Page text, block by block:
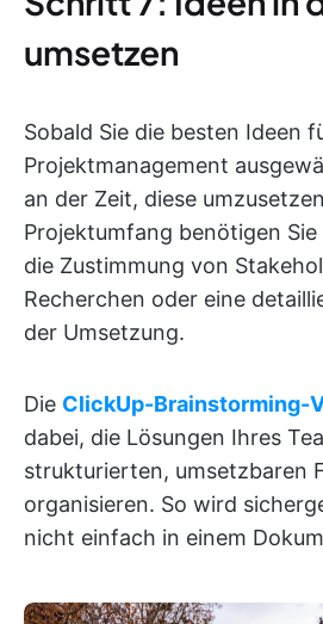
umsetzen
Sobald Sie die besten Ideen
Projektmanagement
an der Zeit, diese
Projektumfang benötigen
die Zustimmung von
Recherchen oder eine
der Umsetzung.
Die ClickUp-Brainstorming-
dabei, die Lösungen Ihres
strukturierten, umsetzbaren
organisieren. So wird
nicht einfach in einem